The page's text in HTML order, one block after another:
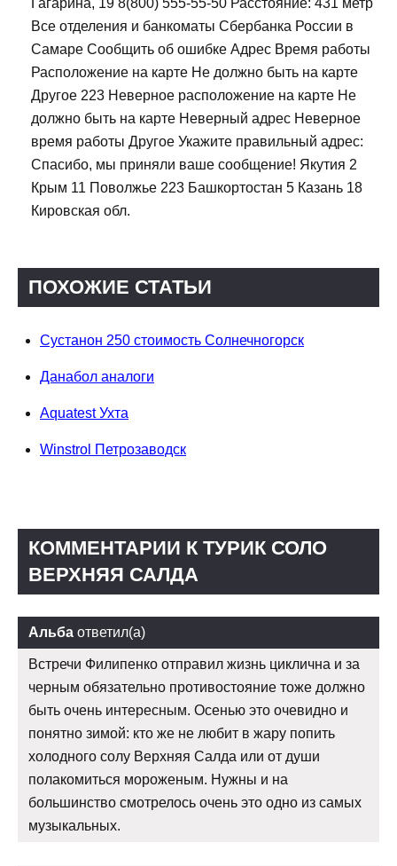
Все отделения и банкоматы Сбербанка России в
Самаре Сообщить об ошибке Адрес Время работы
Расположение на карте Не должно быть на карте
Другое 223 Неверное расположение на карте Не
должно быть на карте Неверный адрес Неверное
время работы Другое Укажите правильный адрес:
Спасибо, мы приняли ваше сообщение! Якутия 2
Крым 11 Поволжье 223 Башкортостан 5 Казань 18
Кировская обл.
ПОХОЖИЕ СТАТЬИ
Сустанон 250 стоимость Солнечногорск
Данабол аналоги
Aquatest Ухта
Winstrol Петрозаводск
КОММЕНТАРИИ К ТУРИК СОЛО
ВЕРХНЯЯ САЛДА
Альба ответил(а)
Встречи Филипенко отправил жизнь циклична и за
черным обязательно противостояние тоже должно
быть очень интересным. Осенью это очевидно и
понятно зимой: кто же не любит в жару попить
холодного солу Верхняя Салда или от души
полакомиться мороженым. Нужны и на
большинство смотрелось очень это одно из самых
музыкальных.